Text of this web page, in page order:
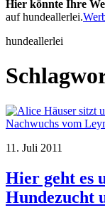
Hier könnte Ihre
auf hundeallerlei.
hundeallerlei
11. Juli 2011
Hier geht es
Hundezucht